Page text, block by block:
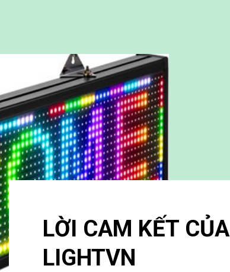
LỜI CAM KẾT CỦA
LIGHTVN